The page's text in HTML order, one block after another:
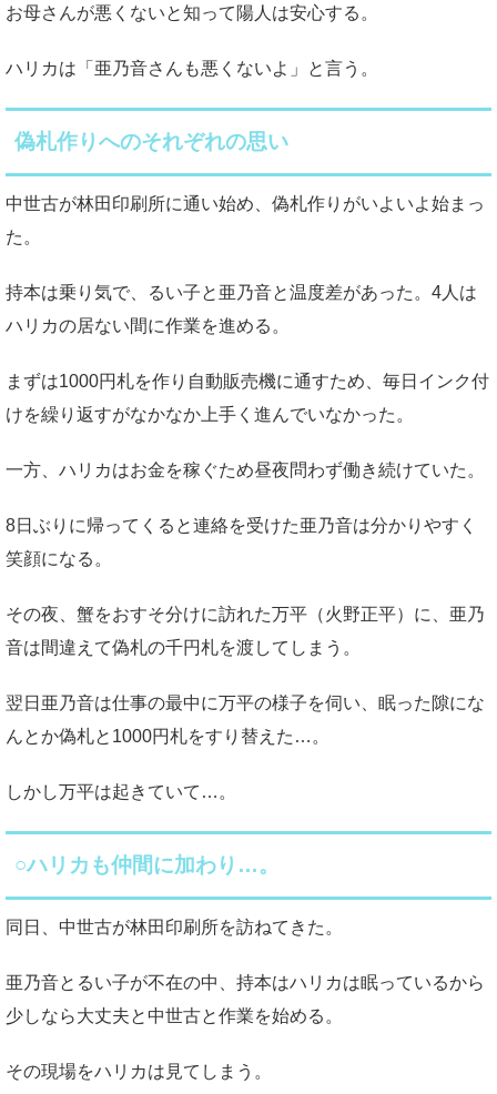
お母さんが悪くないと知って陽人は安心する。
ハリカは「亜乃音さんも悪くないよ」と言う。
偽札作りへのそれぞれの思い
中世古が林田印刷所に通い始め、偽札作りがいよいよ始まっ
た。
持本は乗り気で、るい子と亜乃音と温度差があった。4人は
ハリカの居ない間に作業を進める。
まずは1000円札を作り自動販売機に通すため、毎日インク付
けを繰り返すがなかなか上手く進んでいなかった。
一方、ハリカはお金を稼ぐため昼夜問わず働き続けていた。
8日ぶりに帰ってくると連絡を受けた亜乃音は分かりやすく
笑顔になる。
その夜、蟹をおすそ分けに訪れた万平（火野正平）に、亜乃
音は間違えて偽札の千円札を渡してしまう。
翌日亜乃音は仕事の最中に万平の様子を伺い、眠った隙にな
んとか偽札と1000円札をすり替えた…。
しかし万平は起きていて…。
○ハリカも仲間に加わり…。
同日、中世古が林田印刷所を訪ねてきた。
亜乃音とるい子が不在の中、持本はハリカは眠っているから
少しなら大丈夫と中世古と作業を始める。
その現場をハリカは見てしまう。